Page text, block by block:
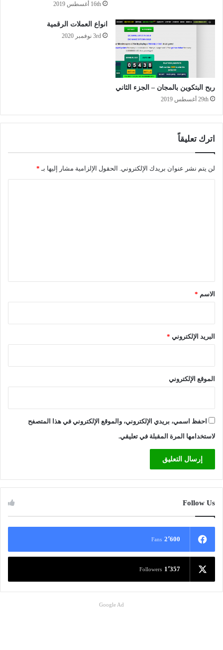
16th أغسطس 2019
ربح البتكوين بالمجان – الجزء الثاني
29th أغسطس 2019
انواع العملات الرقمية
3rd نوفمبر 2020
اترك تعليقاً
لن يتم نشر عنوان بريدك الإلكتروني. الحقول الإلزامية مشار إليها بـ *
*الاسم *
البريد الإلكتروني *
الموقع الإلكتروني
احفظ اسمي، بريدي الإلكتروني، والموقع الإلكتروني في هذا المتصفح
لاستخدامها المرة المقبلة في تعليقي.
Follow Us
2٬600 Fans
1٬357 Followers
Google Ad